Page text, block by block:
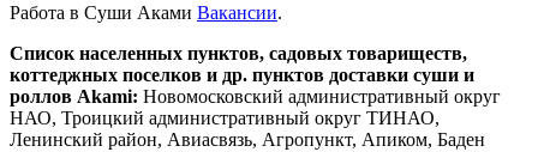
Работа в Суши Аками Вакансии.
Список населенных пунктов, садовых товариществ,
коттеджных поселков и др. пунктов доставки суши и
роллов Akami: Новомосковский административный округ
НАО, Троицкий административный округ ТИНАО,
Ленинский район, Авиасвязь, Агропункт, Апиком, Баден